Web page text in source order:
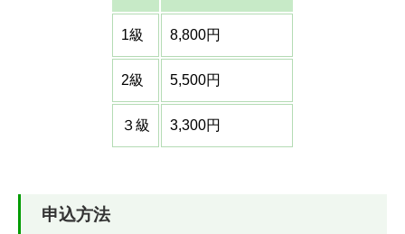
1級 8,800円
2級 5,500円
３級 3,300円
申込方法